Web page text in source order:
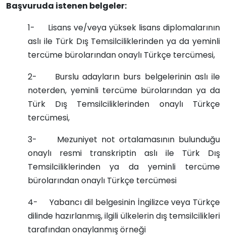
Başvuruda istenen belgeler:
1- Lisans ve/veya yüksek lisans diplomalarının
aslı ile Türk Dış Temsilciliklerinden ya da yeminli
tercüme bürolarından onaylı Türkçe tercümesi,
2- Burslu adayların burs belgelerinin aslı ile
noterden, yeminli tercüme bürolarından ya da
Türk Dış Temsilciliklerinden onaylı Türkçe
tercümesi,
3- Mezuniyet not ortalamasının bulunduğu
onaylı resmi transkriptin aslı ile Türk Dış
Temsilciliklerinden ya da yeminli tercüme
bürolarından onaylı Türkçe tercümesi
4- Yabancı dil belgesinin İngilizce veya Türkçe
dilinde hazırlanmış, ilgili ülkelerin dış temsilcilikleri
tarafından onaylanmış örneği